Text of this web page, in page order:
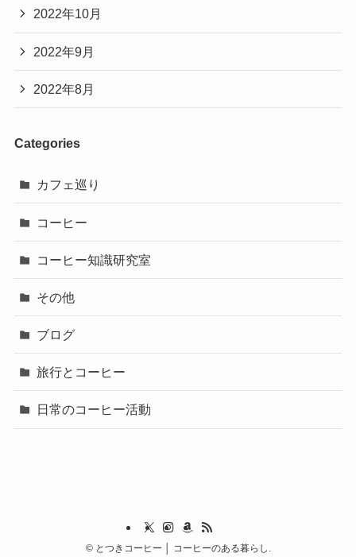
2022年10月
2022年9月
2022年8月
Categories
カフェ巡り
コーヒー
コーヒー知識研究室
その他
ブログ
旅行とコーヒー
日常のコーヒー活動
©とつきコーヒー │ コーヒーのある暮らし.